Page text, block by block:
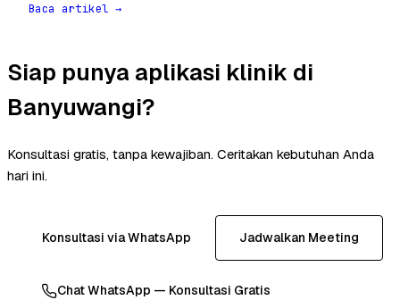
Baca artikel →
Siap punya aplikasi klinik di
Banyuwangi?
Konsultasi gratis, tanpa kewajiban. Ceritakan kebutuhan Anda
hari ini.
Konsultasi via WhatsApp Jadwalkan Meeting
Chat WhatsApp — Konsultasi Gratis